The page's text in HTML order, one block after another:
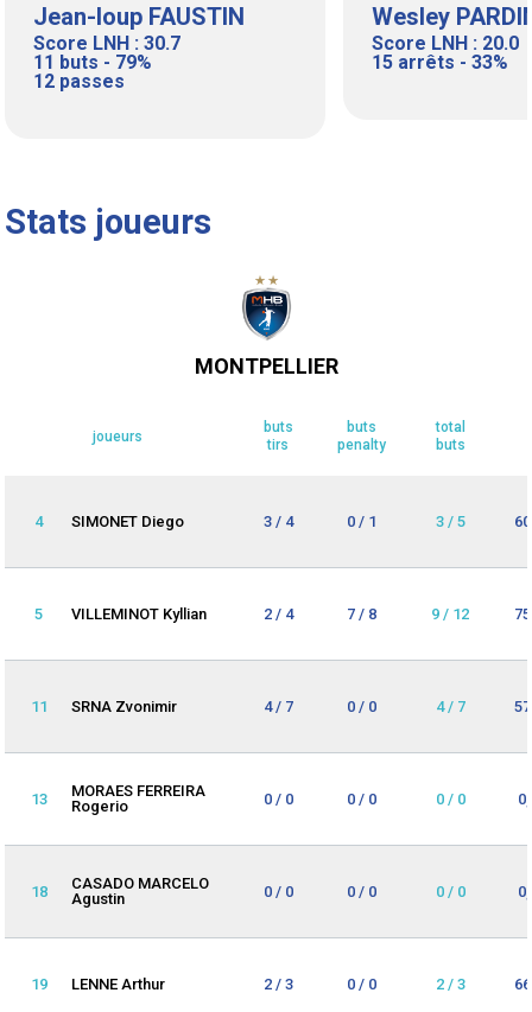
Jean-loup FAUSTIN
Score LNH : 30.7
11 buts - 79%
12 passes
Wesley
Score LNH : 20.0
15 arrêts - 33%
Stats joueurs
MONTPELLIER
joueurs
buts
tirs
buts
penalty
total
buts
4 SIMONET Diego 3 / 4 0 / 1 3 / 5
5 VILLEMINOT Kyllian 2 / 4 7 / 8 9 / 12
11 SRNA Zvonimir 4 / 7 0 / 0 4 / 7
13
MORAES FERREIRA
Rogerio
0 / 0 0 / 0 0 / 0
18
CASADO MARCELO
Agustin
0 / 0 0 / 0 0 / 0
19 LENNE Arthur 2 / 3 0 / 0 2 / 3